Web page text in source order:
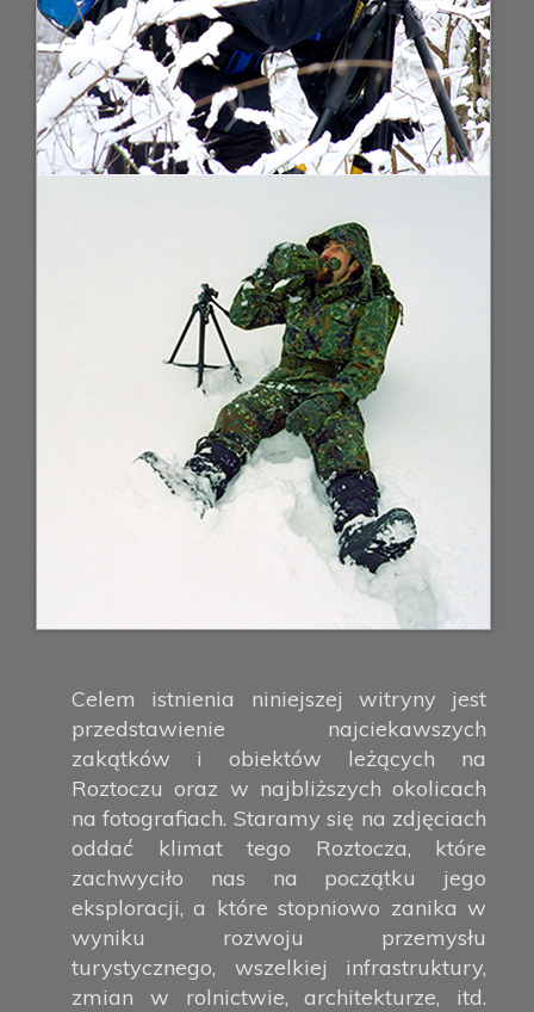
Celem istnienia niniejszej witryny jest
przedstawienie najciekawszych
zakątków i obiektów leżących na
Roztoczu oraz w najbliższych okolicach
na fotografiach. Staramy się na zdjęciach
oddać klimat tego Roztocza, które
zachwyciło nas na początku jego
eksploracji, a które stopniowo zanika w
wyniku rozwoju przemysłu
turystycznego, wszelkiej infrastruktury,
zmian w rolnictwie, architekturze, itd.